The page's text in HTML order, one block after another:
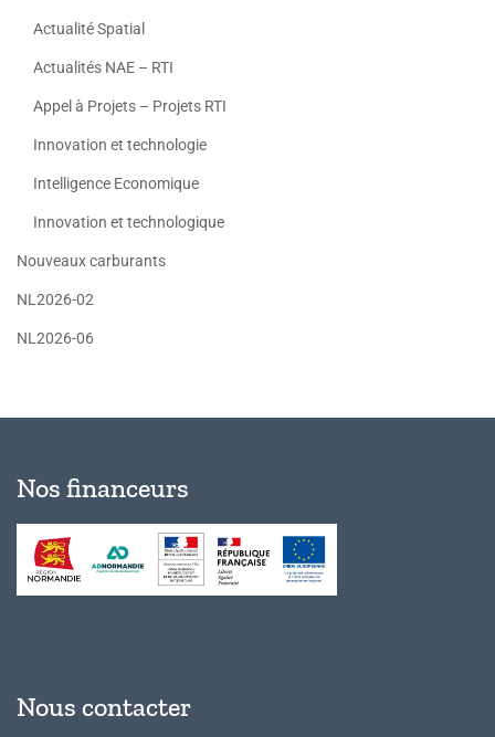
Actualité Spatial
Actualités NAE – RTI
Appel à Projets – Projets RTI
Innovation et technologie
Intelligence Economique
Innovation et technologique
Nouveaux carburants
NL2026-02
NL2026-06
Nos financeurs
Nous contacter